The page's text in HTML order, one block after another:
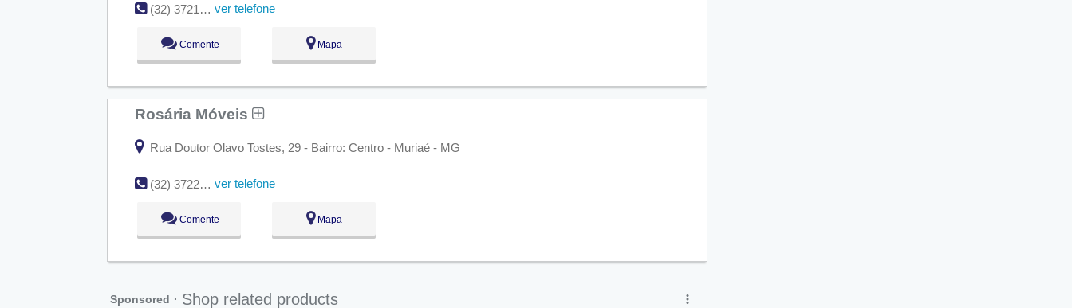
(32) 3721-1562 ver telefone
Comente Mapa
Rosária Móveis
Rua Doutor Olavo Tostes, 29 - Bairro: Centro - Muriaé - MG
(32) 3722-4089 ver telefone
Comente Mapa